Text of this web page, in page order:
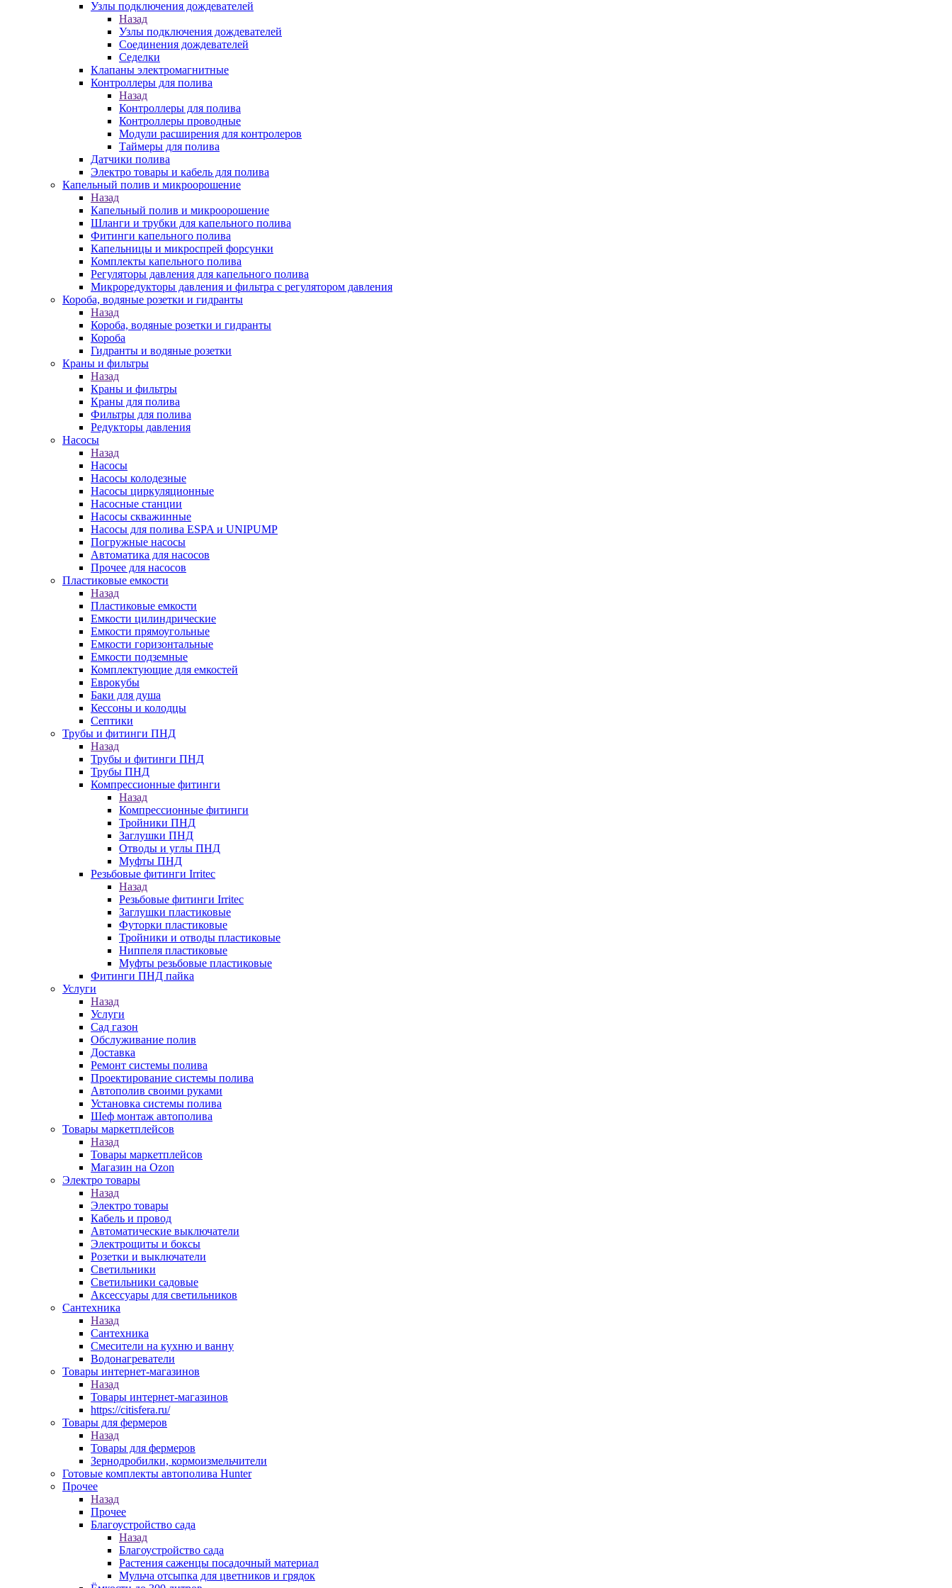
Узлы подключения дождевателей
Назад
Узлы подключения дождевателей
Соединения дождевателей
Седелки
Клапаны электромагнитные
Контроллеры для полива
Назад
Контроллеры для полива
Контроллеры проводные
Модули расширения для контролеров
Таймеры для полива
Датчики полива
Электро товары и кабель для полива
Капельный полив и микроорошение
Назад
Капельный полив и микроорошение
Шланги и трубки для капельного полива
Фитинги капельного полива
Капельницы и микроспрей форсунки
Комплекты капельного полива
Регуляторы давления для капельного полива
Микроредукторы давления и фильтра с регулятором давления
Короба, водяные розетки и гидранты
Назад
Короба, водяные розетки и гидранты
Короба
Гидранты и водяные розетки
Краны и фильтры
Назад
Краны и фильтры
Краны для полива
Фильтры для полива
Редукторы давления
Насосы
Назад
Насосы
Насосы колодезные
Насосы циркуляционные
Насосные станции
Насосы скважинные
Насосы для полива ESPA и UNIPUMP
Погружные насосы
Автоматика для насосов
Прочее для насосов
Пластиковые емкости
Назад
Пластиковые емкости
Емкости цилиндрические
Емкости прямоугольные
Емкости горизонтальные
Емкости подземные
Комплектующие для емкостей
Еврокубы
Баки для душа
Кессоны и колодцы
Септики
Трубы и фитинги ПНД
Назад
Трубы и фитинги ПНД
Трубы ПНД
Компрессионные фитинги
Назад
Компрессионные фитинги
Тройники ПНД
Заглушки ПНД
Отводы и углы ПНД
Муфты ПНД
Резьбовые фитинги Irritec
Назад
Резьбовые фитинги Irritec
Заглушки пластиковые
Футорки пластиковые
Тройники и отводы пластиковые
Ниппеля пластиковые
Муфты резьбовые пластиковые
Фитинги ПНД пайка
Услуги
Назад
Услуги
Сад газон
Обслуживание полив
Доставка
Ремонт системы полива
Проектирование системы полива
Автополив своими руками
Установка системы полива
Шеф монтаж автополива
Товары маркетплейсов
Назад
Товары маркетплейсов
Магазин на Ozon
Электро товары
Назад
Электро товары
Кабель и провод
Автоматические выключатели
Электрощиты и боксы
Розетки и выключатели
Светильники
Светильники садовые
Аксессуары для светильников
Сантехника
Назад
Сантехника
Смесители на кухню и ванну
Водонагреватели
Товары интернет-магазинов
Назад
Товары интернет-магазинов
https://citisfera.ru/
Товары для фермеров
Назад
Товары для фермеров
Зернодробилки, кормоизмельчители
Готовые комплекты автополива Hunter
Прочее
Назад
Прочее
Благоустройство сада
Назад
Благоустройство сада
Растения саженцы посадочный материал
Мульча отсыпка для цветников и грядок